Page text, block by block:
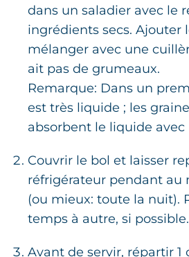
dans un saladier avec le
ingrédients secs. Ajouter
mélanger avec une
ait pas de grumeaux.
Remarque: Dans un
est très liquide ; les
absorbent le liquide avec
Couvrir le bol et laisser
réfrigérateur pendant au
(ou mieux: toute la nuit).
temps à autre, si possible.
Avant de servir, répartir 1